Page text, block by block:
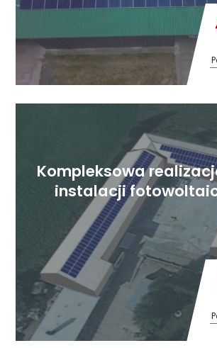
Kompleksowa
instalacji